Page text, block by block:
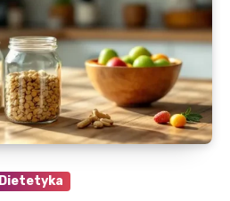
Dietetyka